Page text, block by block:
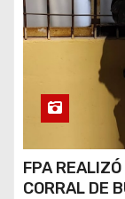
FPA
CORRAL DE